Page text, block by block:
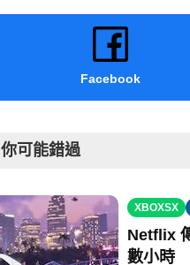
Facebook
你可能錯過
XBOXSX
Netflix
數小時